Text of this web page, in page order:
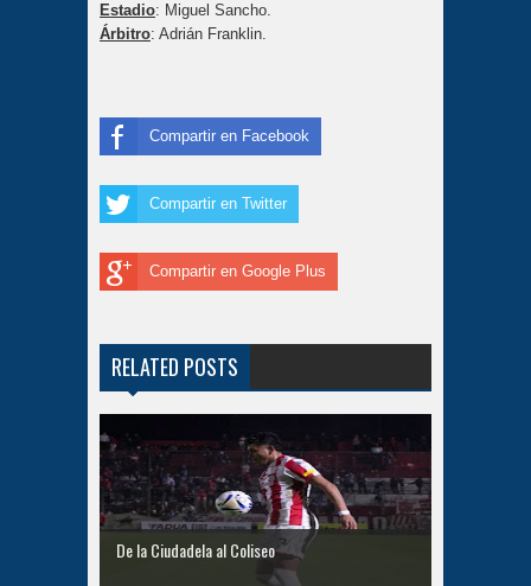
Estadio: Miguel Sancho.
Árbitro: Adrián Franklin.
Compartir en Facebook
Compartir en Twitter
Compartir en Google Plus
RELATED POSTS
De la Ciudadela al Coliseo